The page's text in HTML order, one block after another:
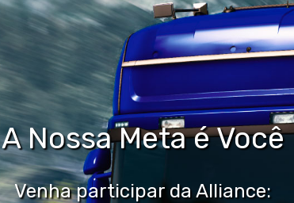
A Nossa Meta é Você
Venha participar da Alliance: